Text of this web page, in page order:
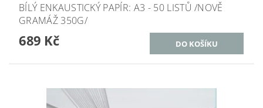
BÍLÝ ENKAUSTICKÝ PAPÍR: A3 - 50 LISTŮ /NOVĚ
GRAMÁŽ 350G/
689 Kč